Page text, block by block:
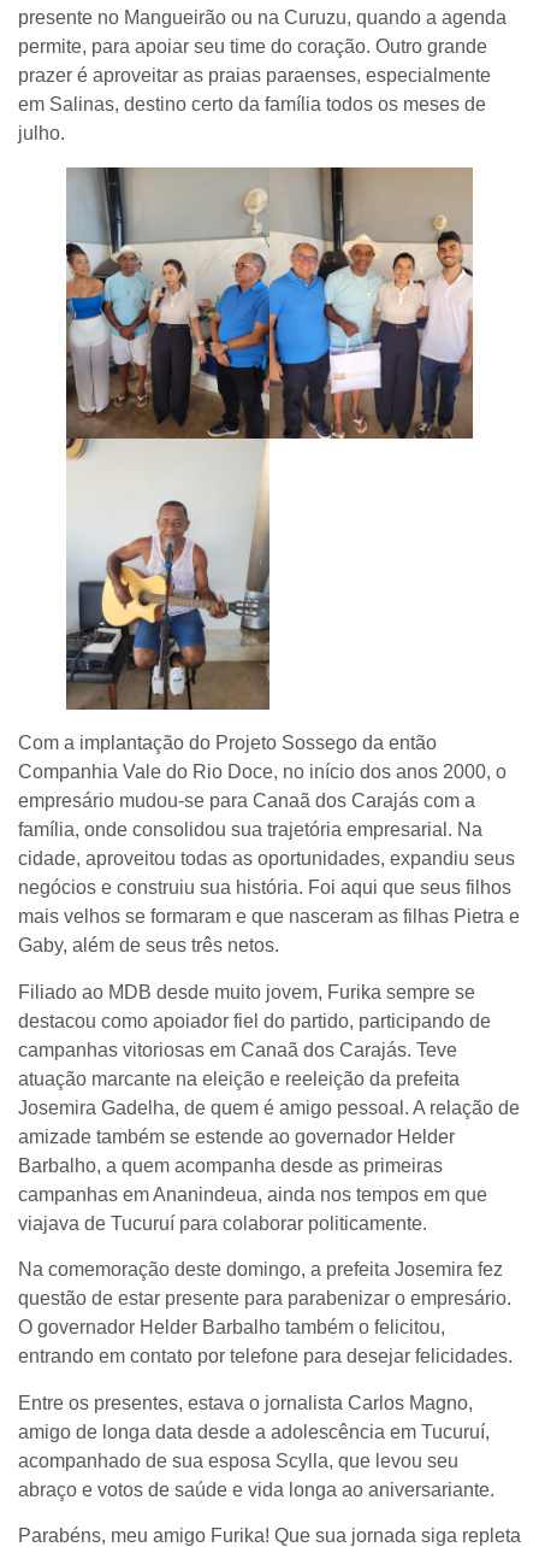
presente no Mangueirão ou na Curuzu, quando a agenda
permite, para apoiar seu time do coração. Outro grande
prazer é aproveitar as praias paraenses, especialmente
em Salinas, destino certo da família todos os meses de
julho.
Com a implantação do Projeto Sossego da então
Companhia Vale do Rio Doce, no início dos anos 2000, o
empresário mudou-se para Canaã dos Carajás com a
família, onde consolidou sua trajetória empresarial. Na
cidade, aproveitou todas as oportunidades, expandiu seus
negócios e construiu sua história. Foi aqui que seus filhos
mais velhos se formaram e que nasceram as filhas Pietra e
Gaby, além de seus três netos.
Filiado ao MDB desde muito jovem, Furika sempre se
destacou como apoiador fiel do partido, participando de
campanhas vitoriosas em Canaã dos Carajás. Teve
atuação marcante na eleição e reeleição da prefeita
Josemira Gadelha, de quem é amigo pessoal. A relação de
amizade também se estende ao governador Helder
Barbalho, a quem acompanha desde as primeiras
campanhas em Ananindeua, ainda nos tempos em que
viajava de Tucuruí para colaborar politicamente.
Na comemoração deste domingo, a prefeita Josemira fez
questão de estar presente para parabenizar o empresário.
O governador Helder Barbalho também o felicitou,
entrando em contato por telefone para desejar felicidades.
Entre os presentes, estava o jornalista Carlos Magno,
amigo de longa data desde a adolescência em Tucuruí,
acompanhado de sua esposa Scylla, que levou seu
abraço e votos de saúde e vida longa ao aniversariante.
Parabéns, meu amigo Furika! Que sua jornada siga repleta